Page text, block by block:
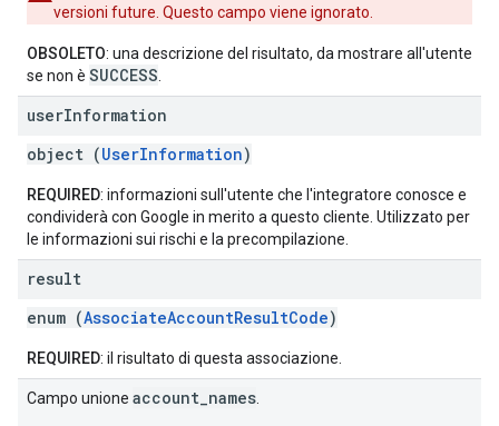
versioni future. Questo campo viene ignorato.
OBSOLETO: una descrizione del risultato, da mostrare all'utente
se non è SUCCESS
userInformation
object (UserInformation)
REQUIRED: informazioni sull'utente che l'integratore conosce e
condividerà con Google in merito a questo cliente. Utilizzato per
le informazioni sui rischi e la precompilazione.
result
enum (AssociateAccountResultCode)
REQUIRED: il risultato di questa associazione.
Campo unione account_names